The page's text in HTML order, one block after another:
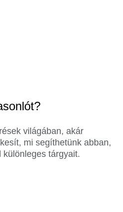
világában, akár
mi segíthetünk abban,
különleges tárgyait.